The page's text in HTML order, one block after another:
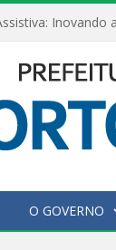
O GOVERNO